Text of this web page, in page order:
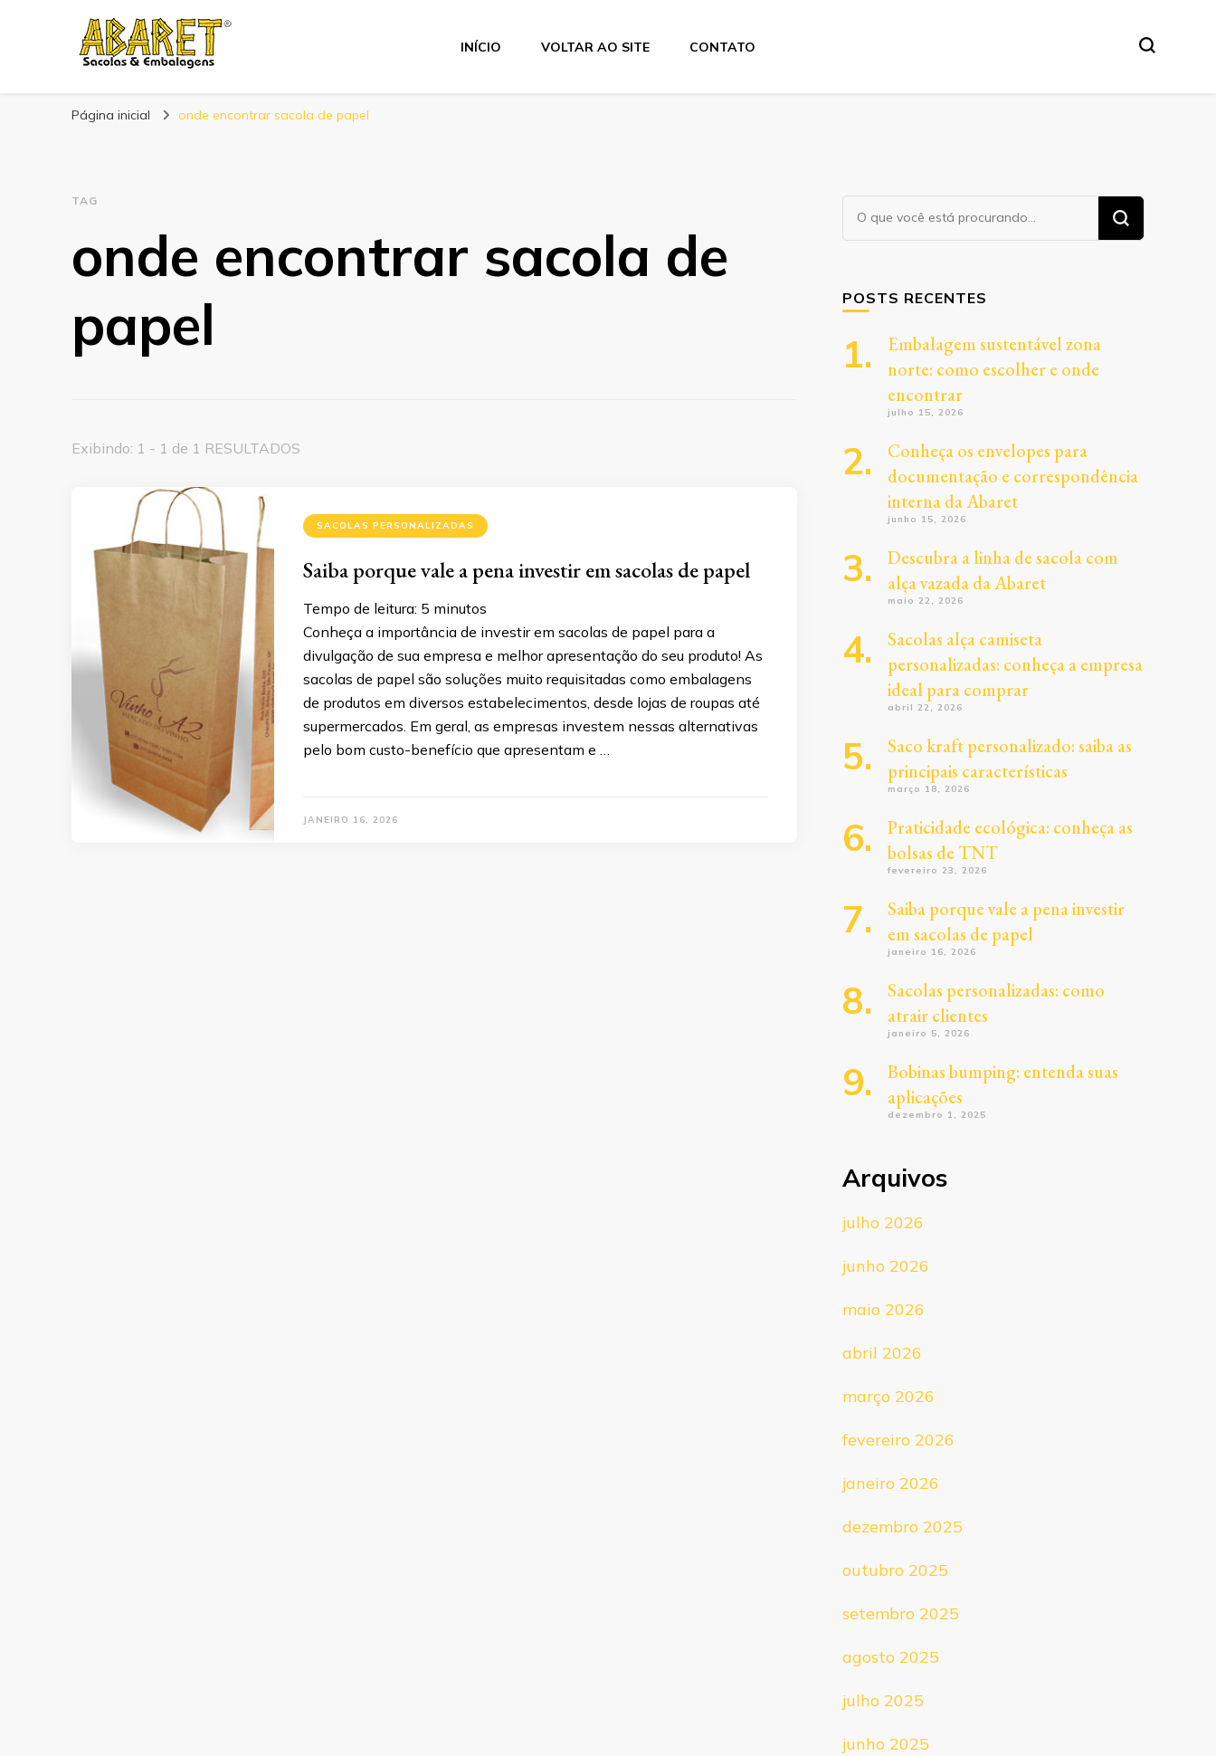
Abaret
INÍCIO VOLTAR AO SITE CONTATO
Página inicial onde encontrar sacola de papel
TAG
onde encontrar sacola de
papel
Exibindo: 1 - 1 de 1 RESULTADOS
SACOLAS PERSONALIZADAS
Saiba porque vale a pena investir em sacolas de papel
Tempo de leitura: 5 minutos
Conheça a importância de investir em sacolas de papel para a
divulgação de sua empresa e melhor apresentação do seu produto! As
sacolas de papel são soluções muito requisitadas como embalagens
de produtos em diversos estabelecimentos, desde lojas de roupas até
supermercados. Em geral, as empresas investem nessas alternativas
pelo bom custo-benefício que apresentam e …
JANEIRO 16, 2026
Procurando
algo?
POSTS RECENTES
Embalagem sustentável zona
norte: como escolher e onde
encontrar
julho 15, 2026
Conheça os envelopes para
documentação e correspondência
interna da Abaret
junho 15, 2026
Descubra a linha de sacola com
alça vazada da Abaret
maio 22, 2026
Sacolas alça camiseta
personalizadas: conheça a empresa
ideal para comprar
abril 22, 2026
Saco kraft personalizado: saiba as
principais características
março 18, 2026
Praticidade ecológica: conheça as
bolsas de TNT
fevereiro 23, 2026
Saiba porque vale a pena investir
em sacolas de papel
janeiro 16, 2026
Sacolas personalizadas: como
atrair clientes
janeiro 5, 2026
Bobinas bumping: entenda suas
aplicações
dezembro 1, 2025
Arquivos
julho 2026
junho 2026
maio 2026
abril 2026
março 2026
fevereiro 2026
janeiro 2026
dezembro 2025
outubro 2025
setembro 2025
agosto 2025
julho 2025
junho 2025